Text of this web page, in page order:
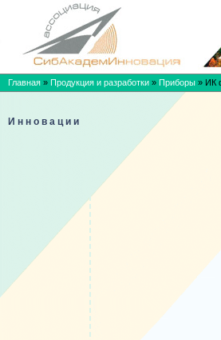
Главная » Продукция и разработки » Приборы » ИК
Инновации